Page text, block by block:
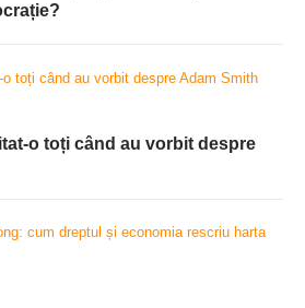
o toți când au vorbit despre